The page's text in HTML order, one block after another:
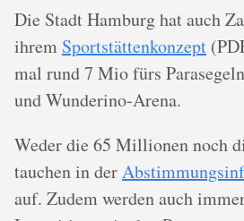
Die Stadt Hamburg hat auch
ihrem Sportstättenkonzept
mal rund 7 Mio fürs
und Wunderino-Arena.
Weder die 65 Millionen noch
tauchen in der
auf. Zudem werden auch